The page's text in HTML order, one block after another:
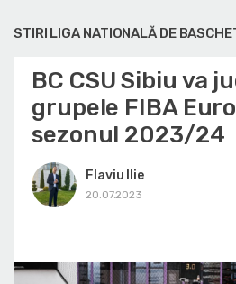
STIRI LIGA NATIONALĂ DE
BC CSU Sibiu va
grupele FIBA
sezonul 2023/24
Flaviu Ilie
20.07.2023